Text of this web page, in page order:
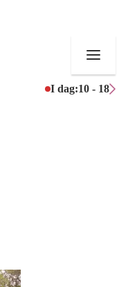
I dag:10 - 18